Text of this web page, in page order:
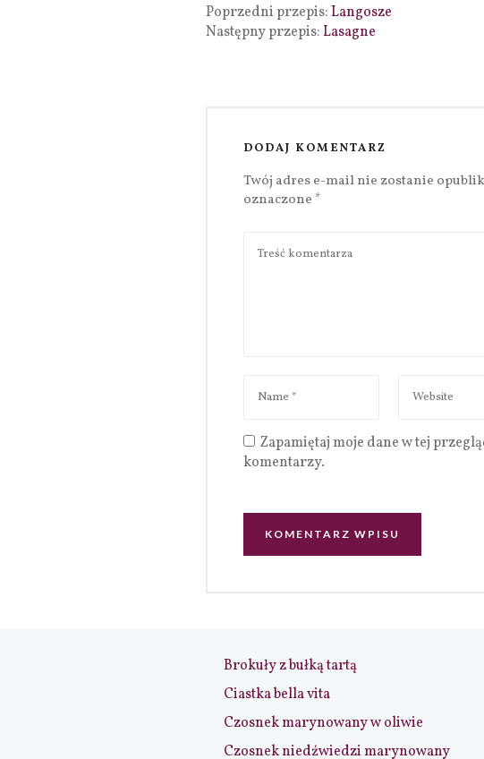
Poprzedni przepis:Langosze
Następny przepis:Lasagne
DODAJ KOMENTARZ
Twój adres e-mail nie zostanie
oznaczone *
Zapamiętaj moje dane w tej
komentarzy.
Brokuły z bułką tartą
Ciastka bella vita
Czosnek marynowany w oliwie
Czosnek niedźwiedzi marynowany